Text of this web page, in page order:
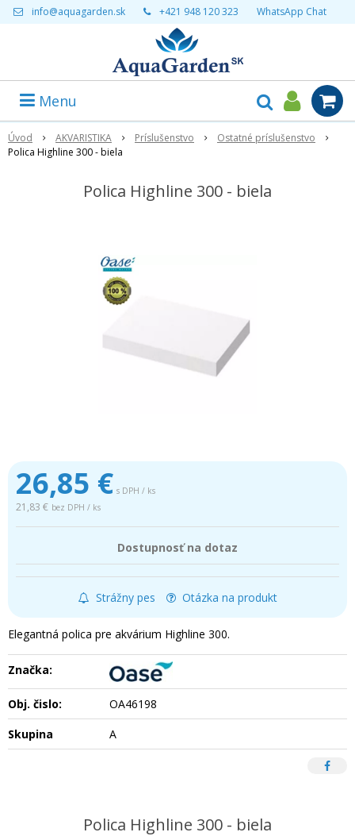
info@aquagarden.sk +421 948 120 323 WhatsApp Chat
Menu
Úvod AKVARISTIKA Príslušenstvo
Ostatné príslušenstvo
Polica Highline 300 - biela
Polica Highline 300 - biela
26,85 € s DPH / ks
21,83 € bez DPH / ks
Dostupnosť na dotaz
Strážny pes Otázka na produkt
Elegantná polica pre akvárium Highline 300.
Značka:
Obj. čislo:
OA46198
Skupina
A
Polica Highline 300 - biela